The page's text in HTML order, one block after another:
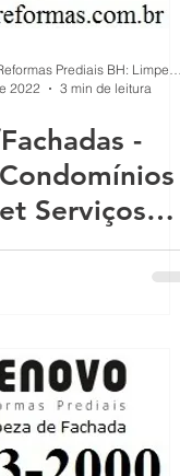
Reforma de
Proteção sol
Reformas
BH Renovo Reformas Prediais BH: Limpeza Manutenção Predial Fachada
2022
3 min de leitura
-
Serviços
SindicoNet